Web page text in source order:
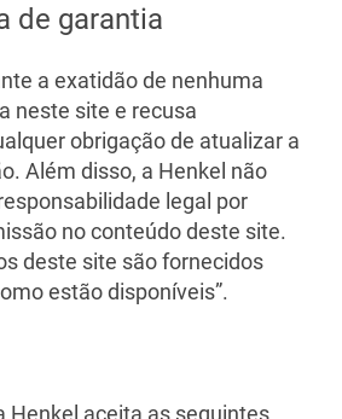
de garantia
a exatidão de nenhuma
neste site e recusa
obrigação de atualizar a
Além disso, a Henkel não
legal por
no conteúdo deste site.
deste site são fornecidos
estão disponíveis”.
Henkel aceita as seguintes